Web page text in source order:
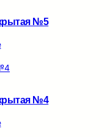
№5
№4